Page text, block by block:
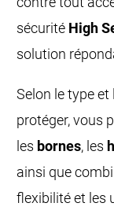
sécurité High
solution
Selon le type
protéger, vous
les bornes, les
ainsi que
flexibilité et les